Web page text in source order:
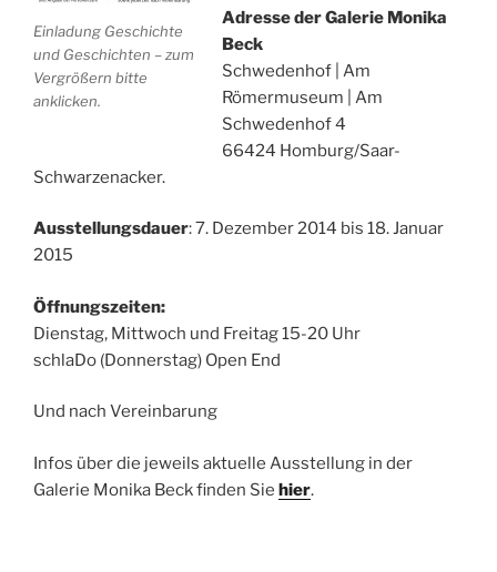
Einladung Geschichte
und Geschichten – zum
Vergrößern bitte
anklicken.
Adresse der Galerie Monika
Beck
Schwedenhof | Am
Römermuseum | Am
Schwedenhof 4
66424 Homburg/Saar-
Schwarzenacker.
Ausstellungsdauer: 7. Dezember 2014 bis 18. Januar
2015
Öffnungszeiten:
Dienstag, Mittwoch und Freitag 15-20 Uhr
schlaDo (Donnerstag) Open End
Und nach Vereinbarung
Infos über die jeweils aktuelle Ausstellung in der
Galerie Monika Beck finden Sie hier.